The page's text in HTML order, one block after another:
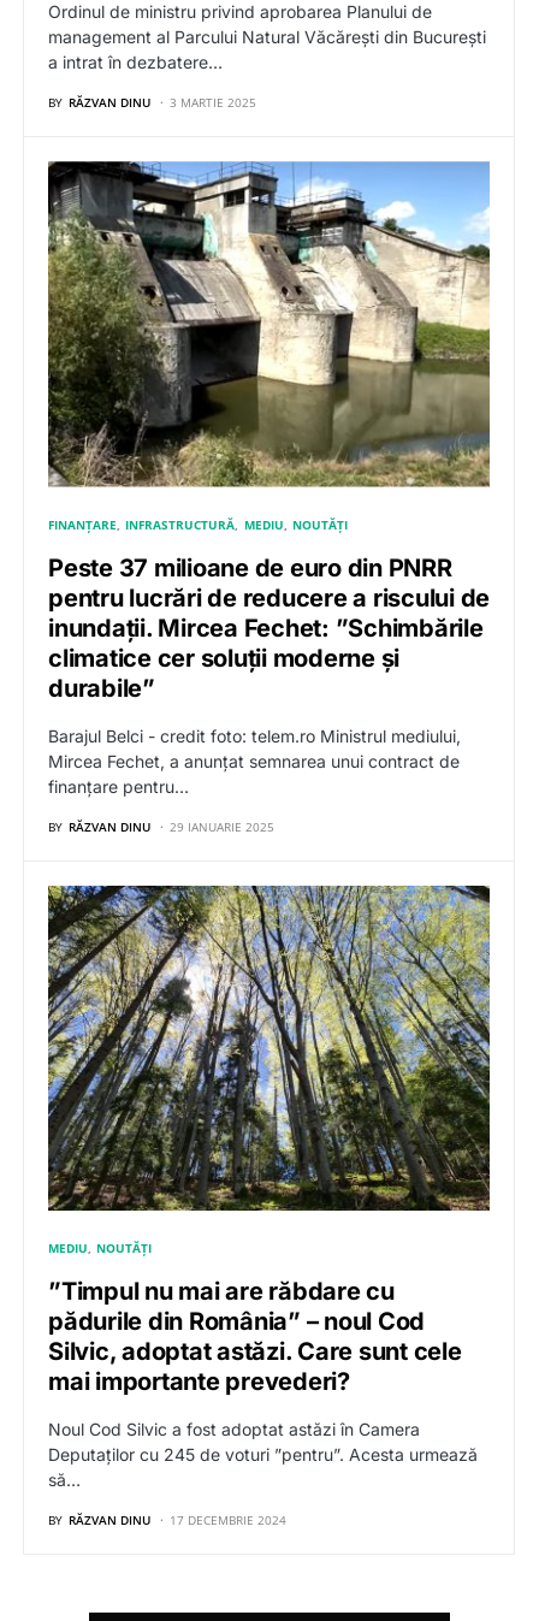
Ordinul de ministru privind aprobarea Planului de
management al Parcului Natural Văcărești din București
a intrat în dezbatere…
BY RĂZVAN DINU 3 MARTIE 2025
FINANȚARE INFRASTRUCTURĂ MEDIU NOUTĂȚI
Peste 37 milioane de euro din PNRR
pentru lucrări de reducere a riscului de
inundații. Mircea Fechet: ”Schimbările
climatice cer soluții moderne și
durabile”
Barajul Belci - credit foto: telem.ro Ministrul mediului,
Mircea Fechet, a anunțat semnarea unui contract de
finanțare pentru…
BY RĂZVAN DINU 29 IANUARIE 2025
MEDIU NOUTĂȚI
”Timpul nu mai are răbdare cu
pădurile din România” – noul Cod
Silvic, adoptat astăzi. Care sunt cele
mai importante prevederi?
Noul Cod Silvic a fost adoptat astăzi în Camera
Deputaților cu 245 de voturi ”pentru”. Acesta urmează
să…
BY RĂZVAN DINU 17 DECEMBRIE 2024